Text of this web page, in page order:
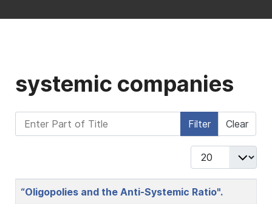
systemic companies
Enter Part of Title Filter Clear
Display #
Title
“Oligopolies and the Anti-Systemic Ratio".